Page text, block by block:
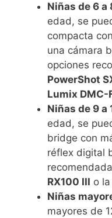
Niñas de 6 a
edad, se
compacta
una cámara
opciones
PowerShot
Lumix DMC-
Niñas de 9 a
edad, se
bridge con
réflex digital
RX100 III o la
Niñas
mayores de